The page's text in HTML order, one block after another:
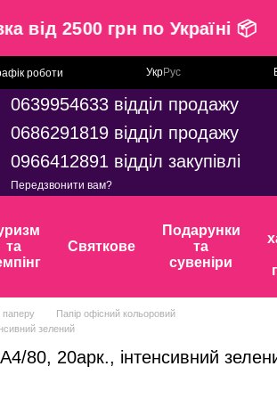
від 2500 грн по Україні
роботи УкрРус
0639954633 відділ продажу
0686291819 відділ продажу
0966412891 відділ закупівлі
Передзвонити вам?
та
Святкове
Подарунки
та
сувеніри
паперу
Папір офісний кольоровий
зелений
80, 20арк., інтенсивний